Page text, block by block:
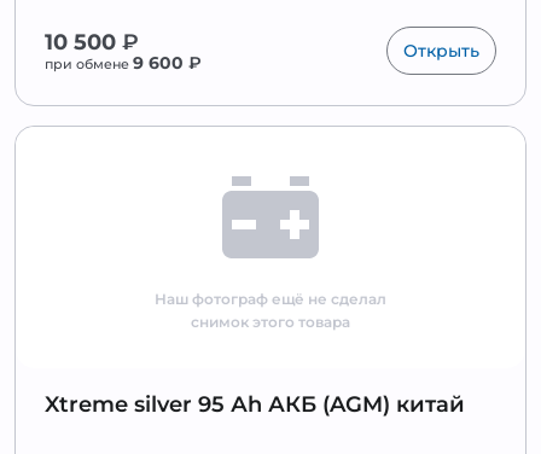
10 500 ₽
при обмене 9 600 ₽
Открыть
Наш фотограф ещё не сделал
снимок этого товара
Xtreme silver 95 Аh АКБ (AGM) китай